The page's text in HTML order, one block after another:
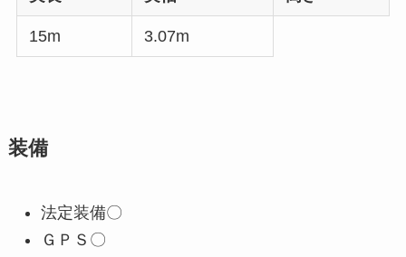
15m 3.07m
装備
法定装備〇
ＧＰＳ〇